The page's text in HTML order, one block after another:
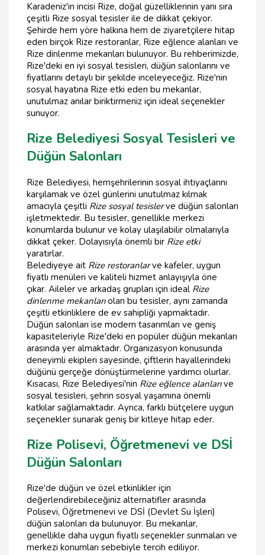
Karadeniz'in incisi Rize, doğal güzelliklerinin yanı sıra
çeşitli Rize sosyal tesisler ile de dikkat çekiyor.
Şehirde hem yöre halkına hem de ziyaretçilere hitap
eden birçok Rize restoranlar, Rize eğlence alanları ve
Rize dinlenme mekanları bulunuyor. Bu rehberimizde,
Rize'deki en iyi sosyal tesisleri, düğün salonlarını ve
fiyatlarını detaylı bir şekilde inceleyeceğiz. Rize'nin
sosyal hayatına Rize etki eden bu mekanlar,
unutulmaz anılar biriktirmeniz için ideal seçenekler
sunuyor.
Rize Belediyesi Sosyal Tesisleri ve
Düğün Salonları
Rize Belediyesi, hemşehrilerinin sosyal ihtiyaçlarını
karşılamak ve özel günlerini unutulmaz kılmak
amacıyla çeşitli Rize sosyal tesislerve düğün salonları
işletmektedir. Bu tesisler, genellikle merkezi
konumlarda bulunur ve kolay ulaşılabilir olmalarıyla
dikkat çeker. Dolayısıyla önemli bir Rize etki
yaratırlar.
Belediyeye ait Rize restoranlarve kafeler, uygun
fiyatlı menüleri ve kaliteli hizmet anlayışıyla öne
çıkar. Aileler ve arkadaş grupları için ideal Rize
dinlenme mekanlarıolan bu tesisler, aynı zamanda
çeşitli etkinliklere de ev sahipliği yapmaktadır.
Düğün salonları ise modern tasarımları ve geniş
kapasiteleriyle Rize'deki en popüler düğün mekanları
arasında yer almaktadır. Organizasyon konusunda
deneyimli ekipleri sayesinde, çiftlerin hayallerindeki
düğünü gerçeğe dönüştürmelerine yardımcı olurlar.
Kısacası, Rize Belediyesi'nin Rize eğlence alanlarıve
sosyal tesisleri, şehrin sosyal yaşamına önemli
katkılar sağlamaktadır. Ayrıca, farklı bütçelere uygun
seçenekler sunarak geniş bir kitleye hitap eder.
Rize Polisevi, Öğretmenevi ve DSİ
Düğün Salonları
Rize'de düğün ve özel etkinlikler için
değerlendirebileceğiniz alternatifler arasında
Polisevi, Öğretmenevi ve DSİ (Devlet Su İşleri)
düğün salonları da bulunuyor. Bu mekanlar,
genellikle daha uygun fiyatlı seçenekler sunmaları ve
merkezi konumları sebebiyle tercih ediliyor.